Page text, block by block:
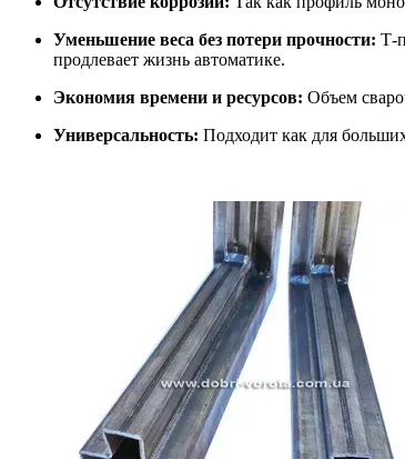
Уменьшение веса без потери прочности: Т-
продлевает жизнь автоматике.
Экономия времени и ресурсов: Объем
Универсальность: Подходит как для